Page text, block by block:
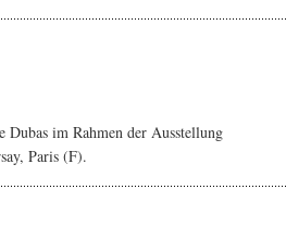
im Rahmen der Ausstellung
Paris (F).